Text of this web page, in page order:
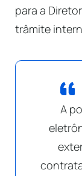
para a
trâmite
A